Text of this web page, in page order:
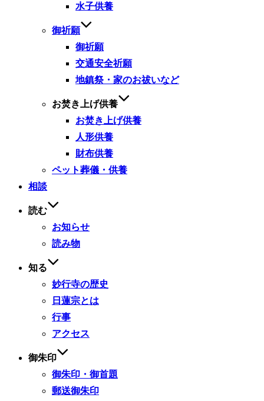
水子供養
御祈願
御祈願
交通安全祈願
地鎮祭・家のお祓いなど
お焚き上げ供養
お焚き上げ供養
人形供養
財布供養
ペット葬儀・供養
相談
読む
お知らせ
読み物
知る
妙行寺の歴史
日蓮宗とは
行事
アクセス
御朱印
御朱印・御首題
郵送御朱印